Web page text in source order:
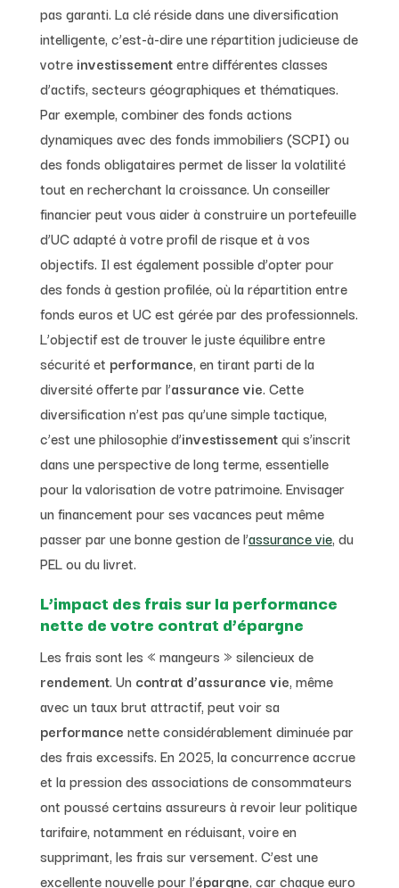
pas garanti. La clé réside dans une diversification
intelligente, c’est-à-dire une répartition judicieuse de
votre investissemententre différentes classes
d’actifs, secteurs géographiques et thématiques.
Par exemple, combiner des fonds actions
dynamiques avec des fonds immobiliers (SCPI) ou
des fonds obligataires permet de lisser la volatilité
tout en recherchant la croissance. Un conseiller
financier peut vous aider à construire un portefeuille
d’UC adapté à votre profil de risque et à vos
objectifs. Il est également possible d’opter pour
des fonds à gestion profilée, où la répartition entre
fonds euros et UC est gérée par des professionnels.
L’objectif est de trouver le juste équilibre entre
sécurité et performance, en tirant parti de la
diversité offerte par l’assurance vie. Cette
diversification n’est pas qu’une simple tactique,
c’est une philosophie d’investissementqui s’inscrit
dans une perspective de long terme, essentielle
pour la valorisation de votre patrimoine. Envisager
un financement pour ses vacances peut même
passer par une bonne gestion de l’assurance vie, du
PEL ou du livret.
L’impact des frais sur la performance
nette de votre contrat d’épargne
Les frais sont les « mangeurs » silencieux de
rendement. Un contrat d’assurance vie, même
avec un taux brut attractif, peut voir sa
performance nette considérablement diminuée par
des frais excessifs. En 2025, la concurrence accrue
et la pression des associations de consommateurs
ont poussé certains assureurs à revoir leur politique
tarifaire, notamment en réduisant, voire en
supprimant, les frais sur versement. C’est une
excellente nouvelle pour l’épargne, car chaque euro